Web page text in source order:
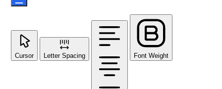
Cursor Letter Spacing Font Weight